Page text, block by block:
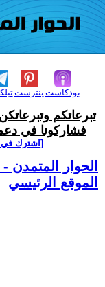
بنترست بودكاست
تبرعاتكم
فشاركونا في
[اشترك في
الحوار المتمدن
الموقع الرئيسي